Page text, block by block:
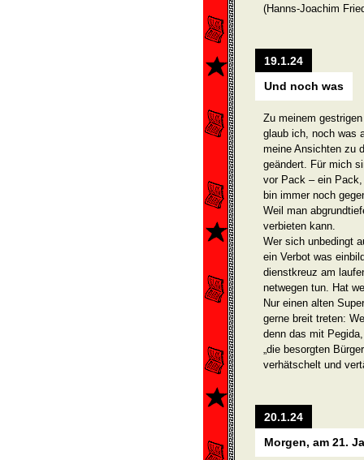
(Hanns-Joachim
19.1.24
Und noch was
Zu meinem
glaub ich, noch was
meine Ansichten zu
geändert. Für mich
vor Pack – ein
bin immer noch
Weil man
verbieten kann.
Wer sich unbedingt
ein Verbot was
dienstkreuz am
netwegen tun. Hat
Nur einen alten
gerne breit treten:
denn das mit
„die besorgten
verhätschelt und
20.1.24
Morgen, am 21.